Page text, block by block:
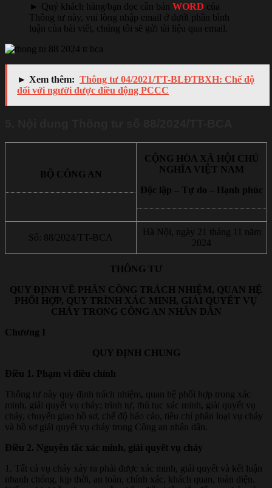
► Quý khách hàng/bạn đọc cần bản WORD của
Thông tư này, vui lòng nhập email ở dưới phần bình
luận của bài viết, chúng tôi sẽ gửi tài liệu qua email.
► Xem thêm: Thông tư 04/2021/TT-BLĐTBXH: Chế độ
đối với người được điều động PCCC
BỘ CÔNG AN
CỘNG HÒA XÃ HỘI CHỦ
NGHĨA VIỆT NAM
Độc lập – Tự do – Hạnh phúc
Số: 88/2024/TT-BCA
Hà Nội, ngày 21 tháng 11 năm
2024
THÔNG TƯ
QUY ĐỊNH VỀ PHÂN CÔNG TRÁCH NHIỆM, QUAN HỆ
PHỐI HỢP, QUY TRÌNH XÁC MINH, GIẢI QUYẾT VỤ
CHÁY TRONG CÔNG AN NHÂN DÂN
Chương I
QUY ĐỊNH CHUNG
Điều 1. Phạm vi điều chỉnh
Thông tư này quy định trách nhiệm, quan hệ phối hợp trong xác
minh, giải quyết vụ cháy; trình tự, thủ tục xác minh, giải quyết vụ
cháy, chuyển giao hồ sơ, chế độ báo cáo, tiêu chí phân loại vụ cháy
và hồ sơ giải quyết vụ cháy trong Công an nhân dân.
Điều 2. Nguyên tắc xác minh, giải quyết vụ cháy
1. Tất cả vụ cháy xảy ra phải được xác minh, giải quyết và kết luận
nhanh chóng, kịp thời, an toàn, chính xác, khách quan, toàn diện.